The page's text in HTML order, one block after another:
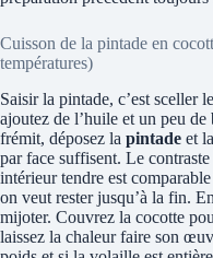
Cuisson de la pintade en
températures)
Saisir la pintade, c’est sceller
ajoutez de l’huile et un peu
frémit, déposez la pintade et
par face suffisent. Le
intérieur tendre est
on veut rester jusqu’à la fin.
mijoter. Couvrez la cocotte
laissez la chaleur faire son